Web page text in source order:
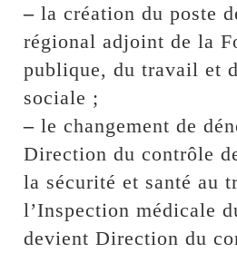
– la création du poste
régional adjoint de la
publique, du travail et
sociale ;
– le changement de
Direction du contrôle
la sécurité et santé au
l’Inspection médicale
devient Direction du